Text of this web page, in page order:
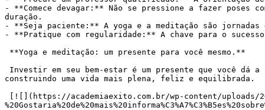
- **Comece devagar:** Não se pressione a fazer poses
duração.
- **Seja paciente:** A yoga e a meditação são jornadas
- **Pratique com regularidade:** A chave para o
construindo uma vida mais plena, feliz e equilibrada.